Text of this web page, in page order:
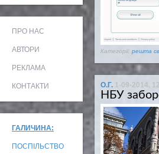
ПРО НАС
АВТОРИ
РЕКЛАМА
КОНТАКТИ
ГАЛИЧИНА:
ПОСПІЛЬСТВО
Категорії: решта
О.Г. 1-09-2014,
НБУ